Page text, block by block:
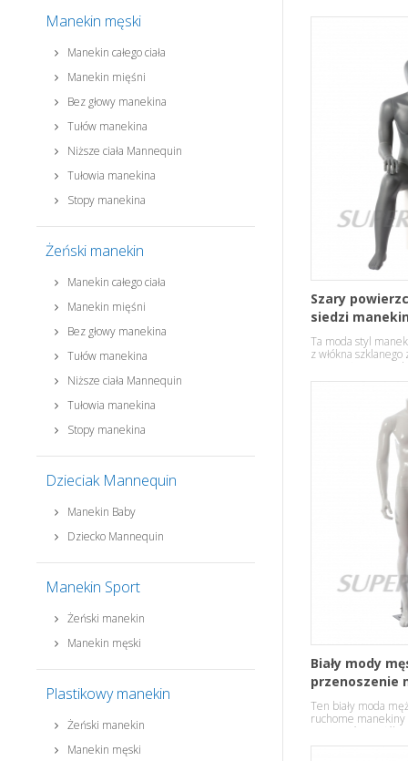
Manekin męski
Manekin całego ciała
Manekin mięśni
Bez głowy manekina
Tułów manekina
Niższe ciała Mannequin
Tułowia manekina
Stopy manekina
Żeński manekin
Manekin całego ciała
Manekin mięśni
Bez głowy manekina
Tułów manekina
Niższe ciała Mannequin
Tułowia manekina
Stopy manekina
Dzieciak Mannequin
Manekin Baby
Dziecko Mannequin
Manekin Sport
Żeński manekin
Manekin męski
Plastikowy manekin
Żeński manekin
Manekin męski
Szary
siedzi
Ta moda styl
z włókna
pozie. Głowy w
projektu.
Biały mody
przenoszenie
sprzedaż
Ten biały moda
ruchome
materiałów z